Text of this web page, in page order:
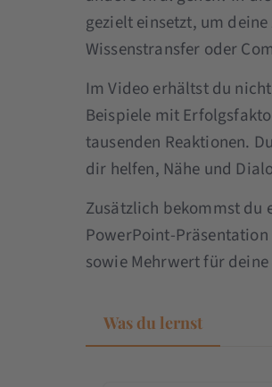
gezielt einsetzt, um
Wissenstransfer oder
Im Video erhältst du
Beispiele mit
tausenden Reaktionen.
dir helfen, Nähe und
Zusätzlich bekommst du
PowerPoint-
sowie Mehrwert für
Was du lernst